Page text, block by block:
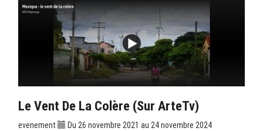
Le Vent De La Colère (sur ArteTv)
evenement
Du 26 novembre 2021 au 24 novembre 2024